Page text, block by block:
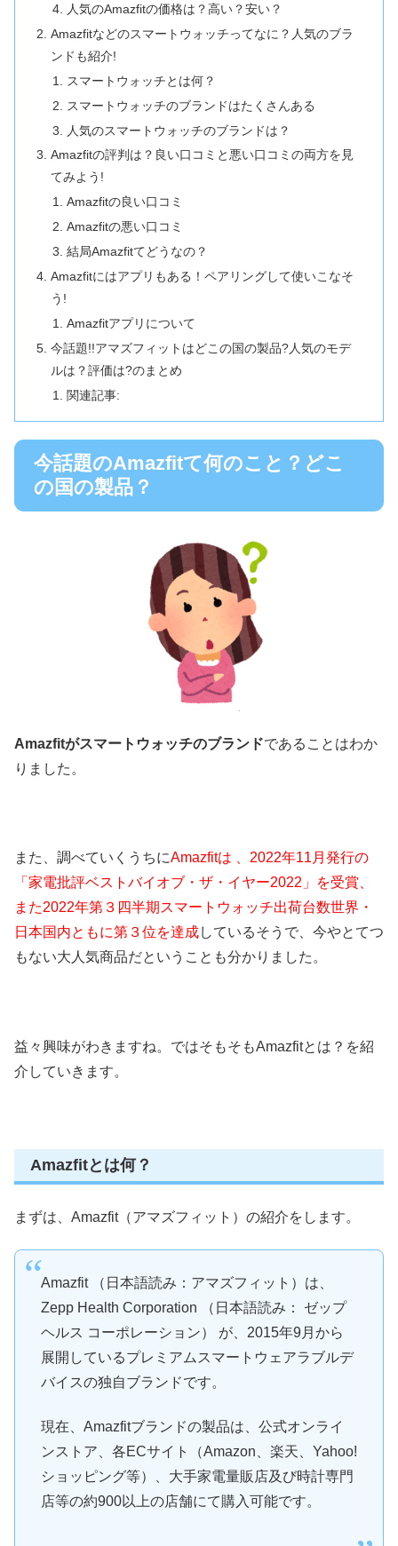
人気のAmazfitの価格は？高い？安い？
Amazfitなどのスマートウォッチってなに？人気のブラ
ンドも紹介!
スマートウォッチとは何？
スマートウォッチのブランドはたくさんある
人気のスマートウォッチのブランドは？
Amazfitの評判は？良い口コミと悪い口コミの両方を見
てみよう!
Amazfitの良い口コミ
Amazfitの悪い口コミ
結局Amazfitてどうなの？
Amazfitにはアプリもある！ペアリングして使いこなそ
う!
Amazfitアプリについて
今話題!!アマズフィットはどこの国の製品?人気のモデ
ルは？評価は?のまとめ
関連記事:
今話題のAmazfitて何のこと？どこ
の国の製品？
Amazfitがスマートウォッチのブランドであることはわか
りました。
また、調べていくうちにAmazfitは 、2022年11月発行の
「家電批評ベストバイオブ・ザ・イヤー2022」を受賞、
また2022年第３四半期スマートウォッチ出荷台数世界・
日本国内ともに第３位を達成しているそうで、今やとてつ
もない大人気商品だということも分かりました。
益々興味がわきますね。ではそもそもAmazfitとは？を紹
介していきます。
Amazfitとは何？
まずは、Amazfit（アマズフィット）の紹介をします。
Amazfit （日本語読み：アマズフィット）は、
Zepp Health Corporation （日本語読み： ゼップ
ヘルス コーポレーション） が、2015年9月から
展開しているプレミアムスマートウェアラブルデ
バイスの独自ブランドです。
現在、Amazfitブランドの製品は、公式オンライ
ンストア、各ECサイト（Amazon、楽天、Yahoo!
ショッピング等）、大手家電量販店及び時計専門
店等の約900以上の店舗にて購入可能です。